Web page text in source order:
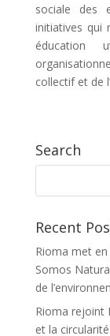
sociale des
initiatives qui
éducation
collectif et de
Search
Recent
Rioma met
Somos
de
Rioma rejoint
et la